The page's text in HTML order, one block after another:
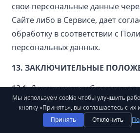
свои персональные данные
Сайте либо в Сервисе, дает
обработку в соответствии с
персональных данных.
13. ЗАКЛЮЧИТЕЛЬНЫЕ
13.1. Договор не требует
или подписания Сторонами,
полную юридическую силу. По
Пользователя Стороны могут
Мы используем cookie чтобы улучшить
кнопку «Принять», вы соглашаетесь с их
Принять
Отклонить